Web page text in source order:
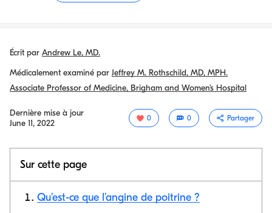
Écrit par Andrew Le, MD.
Médicalement examiné par Jeffrey M. Rothschild, MD, MPH.
Associate Professor of Medicine, Brigham and Women’s Hospital
Dernière mise à jour
June 11, 2022
0 0 Partager
Sur cette page
Qu’est-ce que l’angine de poitrine ?